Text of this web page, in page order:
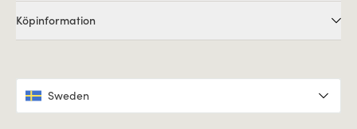
Köpinformation
Sweden